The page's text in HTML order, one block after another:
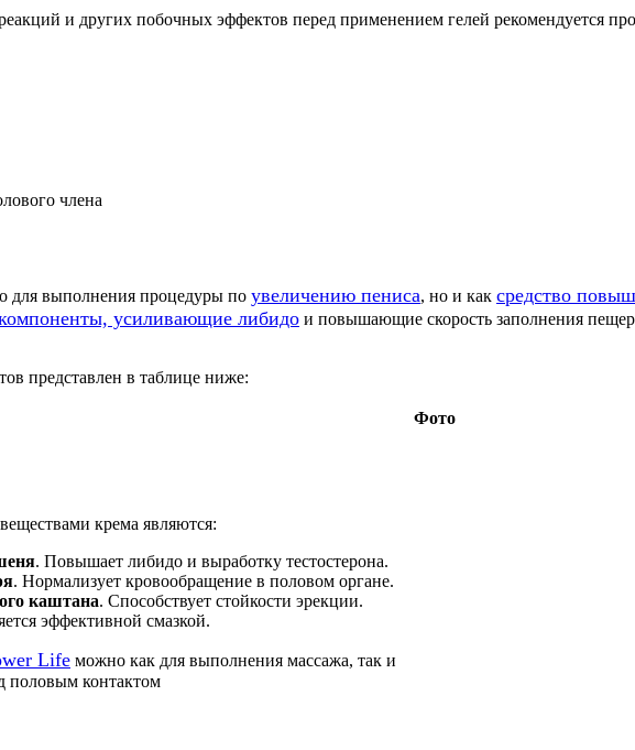
и других побочных эффектов перед применением гелей рекомендуется
члена
для выполнения процедуры по увеличению пениса, но и как средство
усиливающие либидо и повышающие скорость заполнения
представлен в таблице ниже:
Фото
крема являются:
. Повышает либидо и выработку тестостерона.
. Нормализует кровообращение в половом органе.
каштана. Способствует стойкости эрекции.
эффективной смазкой.
Life можно как для выполнения массажа, так и
половым контактом